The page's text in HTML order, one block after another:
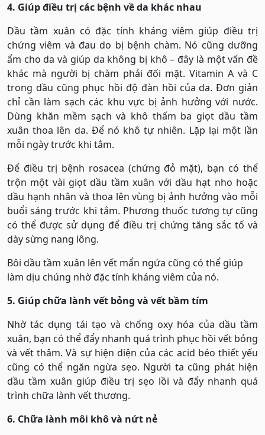
4. Giúp điều trị các bệnh về da khác nhau
Dầu tầm xuân có đặc tính kháng viêm giúp điều trị
chứng viêm và đau do bị bệnh chàm. Nó cũng dưỡng
ẩm cho da và giúp da không bị khô – đây là một vấn đề
khác mà người bị chàm phải đối mặt. Vitamin A và C
trong dầu cũng phục hồi độ đàn hồi của da. Đơn giản
chỉ cần làm sạch các khu vực bị ảnh hưởng với nước.
Dùng khăn mềm sạch và khô thấm ba giọt dầu tầm
xuân thoa lên da. Để nó khô tự nhiên. Lặp lại một lần
mỗi ngày trước khi tắm.
Để điều trị bệnh rosacea (chứng đỏ mặt), bạn có thể
trộn một vài giọt dầu tầm xuân với dầu hạt nho hoặc
dầu hạnh nhân và thoa lên vùng bị ảnh hưởng vào mỗi
buổi sáng trước khi tắm. Phương thuốc tương tự cũng
có thể được sử dụng để điều trị chứng tăng sắc tố và
dày sừng nang lông.
Bôi dầu tầm xuân lên vết mẩn ngứa cũng có thể giúp
làm dịu chúng nhờ đặc tính kháng viêm của nó.
5. Giúp chữa lành vết bỏng và vết bầm tím
Nhờ tác dụng tái tạo và chống oxy hóa của dầu tầm
xuân, bạn có thể đẩy nhanh quá trình phục hồi vết bỏng
và vết thâm. Và sự hiện diện của các acid béo thiết yếu
cũng có thể ngăn ngừa sẹo. Người ta cũng phát hiện
dầu tầm xuân giúp điều trị sẹo lồi và đẩy nhanh quá
trình chữa lành vết thương.
6. Chữa lành môi khô và nứt nẻ